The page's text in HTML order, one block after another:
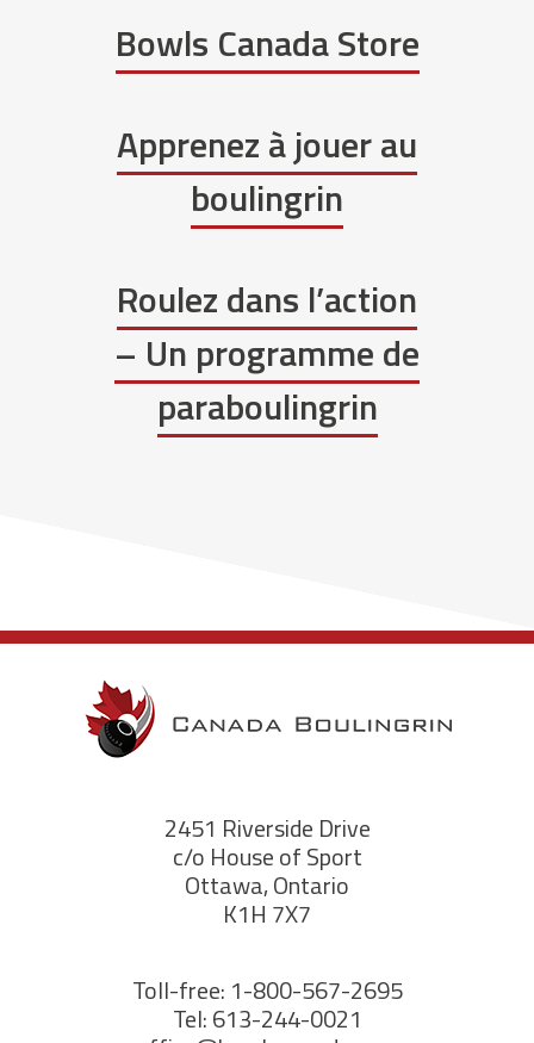
Bowls Canada Store
Apprenez à jouer au
boulingrin
Roulez dans l’action
– Un programme de
paraboulingrin
2451 Riverside Drive
c/o House of Sport
Ottawa, Ontario
K1H 7X7
Toll-free: 1-800-567-2695
Tel: 613-244-0021